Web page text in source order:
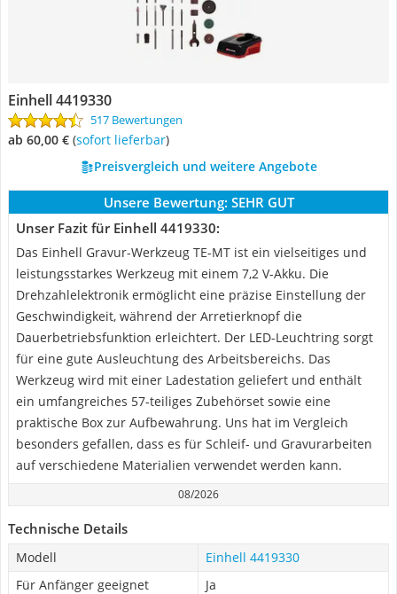
Einhell 4419330
517 Bewertungen
ab 60,00 € ( Sofort lieferbar)
Preisvergleich und weitere Angebote
Unsere Bewertung: SEHR GUT
Unser Fazit für Einhell 4419330:
Das Einhell Gravur-Werkzeug TE-MT ist ein vielseitiges und
leistungsstarkes Werkzeug mit einem 7,2 V-Akku. Die
Drehzahlelektronik ermöglicht eine präzise Einstellung der
Geschwindigkeit, während der Arretierknopf die
Dauerbetriebsfunktion erleichtert. Der LED-Leuchtring sorgt
für eine gute Ausleuchtung des Arbeitsbereichs. Das
Werkzeug wird mit einer Ladestation geliefert und enthält
ein umfangreiches 57-teiliges Zubehörset sowie eine
praktische Box zur Aufbewahrung. Uns hat im Vergleich
besonders gefallen, dass es für Schleif- und Gravurarbeiten
auf verschiedene Materialien verwendet werden kann.
08/2026
Technische Details
Modell
Einhell 4419330
Für Anfänger geeignet
Ja